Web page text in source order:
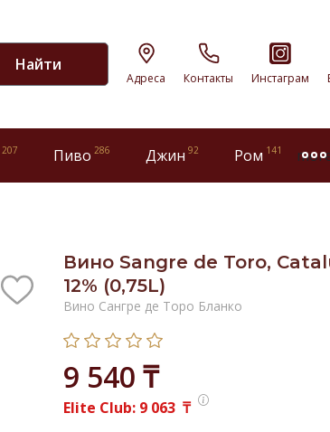
Найти
Адреса Контакты Инстаграм
207 Пиво 286 Джин 92 Ром 141
Вино Sangre de Toro,
12% (0,75L)
Вино Сангре де Торо Бланко
9 540 ₸
Elite Club: 9 063 ₸